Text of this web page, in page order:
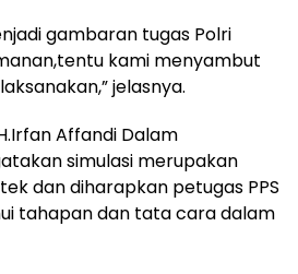
gambaran tugas Polri
kami menyambut
jelasnya.
Affandi Dalam
simulasi merupakan
dan diharapkan petugas PPS
tahapan dan tata cara dalam